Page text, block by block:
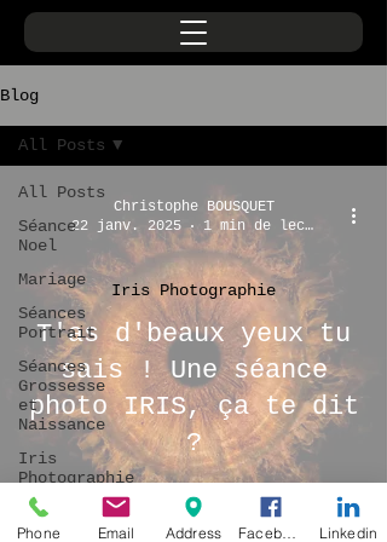
Blog
All Posts
Séance
Noel
Mariage
Séances
Portrait
Séances
Grossesse
et
Naissance
Iris
Photographie
All Posts
T'as d'beaux yeux tu
sais ! Une séance
photo IRIS, ça te dit
?
Iris Photographie
Christophe BOUSQUET
22 janv. 2025
1 min de lecture
Phone Email Address Linkedin